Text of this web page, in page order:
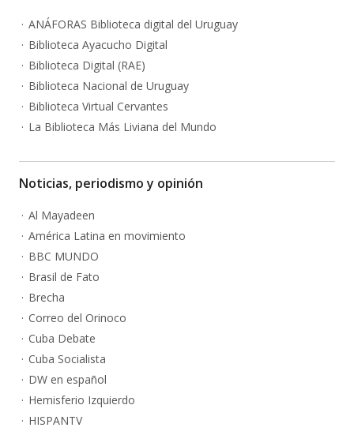
ANÁFORAS Biblioteca digital del Uruguay
Biblioteca Ayacucho Digital
Biblioteca Digital (RAE)
Biblioteca Nacional de Uruguay
Biblioteca Virtual Cervantes
La Biblioteca Más Liviana del Mundo
Noticias, periodismo y opinión
Al Mayadeen
América Latina en movimiento
BBC MUNDO
Brasil de Fato
Brecha
Correo del Orinoco
Cuba Debate
Cuba Socialista
DW en español
Hemisferio Izquierdo
HISPANTV